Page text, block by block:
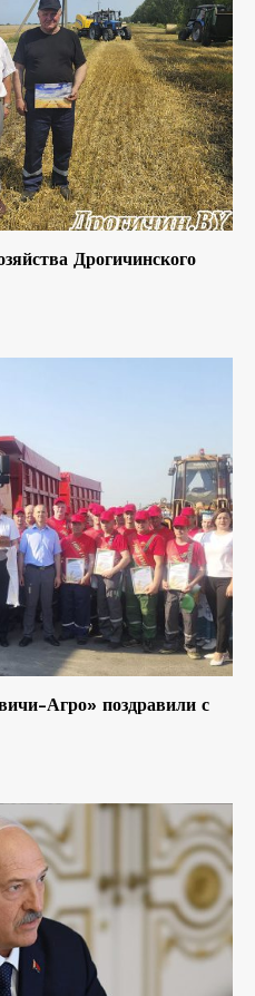
Дрогичинского
Агро» поздравили с